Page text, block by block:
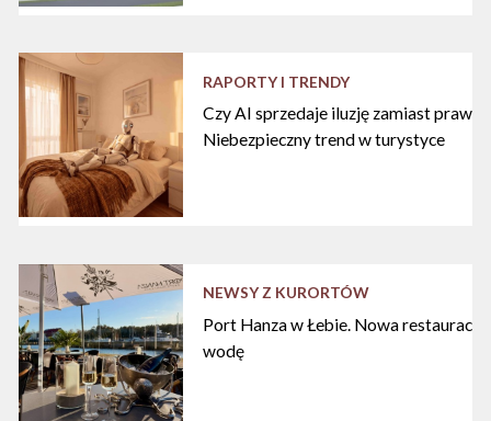
RAPORTY I TRENDY
Czy AI sprzedaje iluzję zamiast
Niebezpieczny trend w turystyce
NEWSY Z KURORTÓW
Port Hanza w Łebie. Nowa restauracja
wodę